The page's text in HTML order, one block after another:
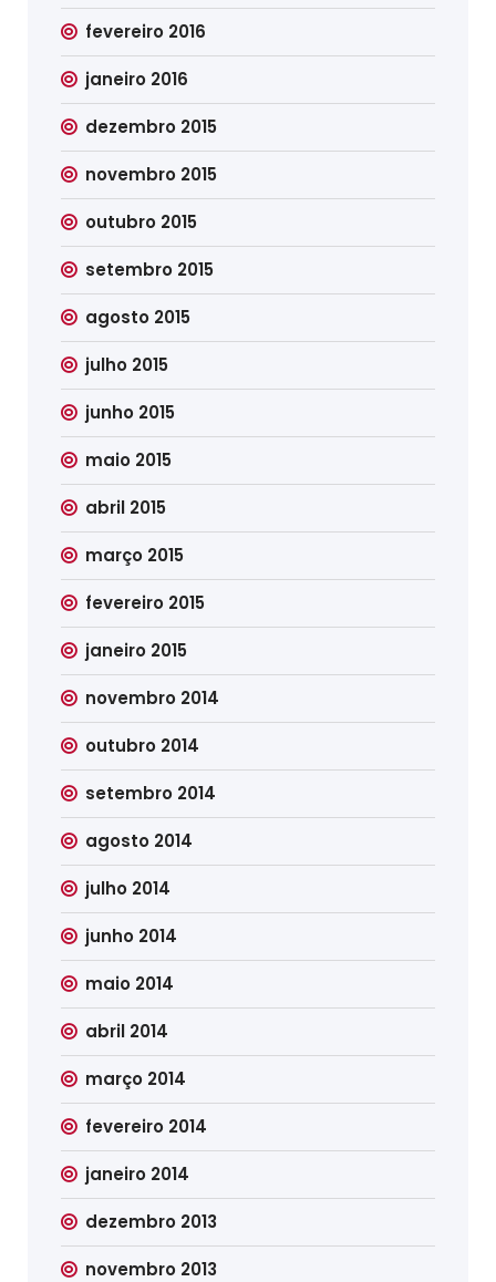
fevereiro 2016
janeiro 2016
dezembro 2015
novembro 2015
outubro 2015
setembro 2015
agosto 2015
julho 2015
junho 2015
maio 2015
abril 2015
março 2015
fevereiro 2015
janeiro 2015
novembro 2014
outubro 2014
setembro 2014
agosto 2014
julho 2014
junho 2014
maio 2014
abril 2014
março 2014
fevereiro 2014
janeiro 2014
dezembro 2013
novembro 2013